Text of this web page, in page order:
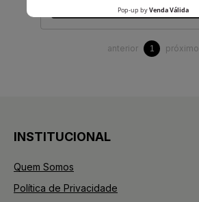
Ok
anterior 1 próximo
INSTITUCIONAL
Quem Somos
Política de Privacidade